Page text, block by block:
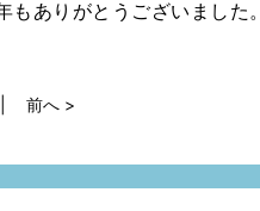
ありがとうございました。
前へ >